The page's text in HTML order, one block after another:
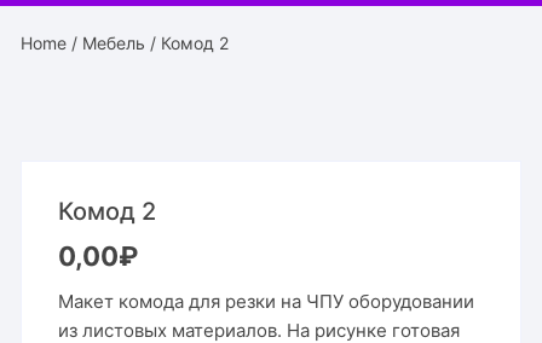
Home / Мебель / Комод 2
Комод 2
0,00₽
Макет комода для резки на ЧПУ оборудовании
из листовых материалов. На рисунке готовая